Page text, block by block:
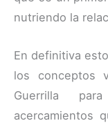
nutriendo la
En definitiva
los conceptos
Guerrilla
acercamientos